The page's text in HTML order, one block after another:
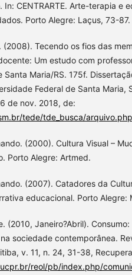
In: CENTRARTE. Arte-terapia e
Porto Alegre: Laçus, 73-87.
(2008). Tecendo os fios das
Um estudo com
Santa Maria/RS. 175f.
Federal de Santa Maria,
de nov. 2018, de:
tede/tde_busca/
(2000). Cultura Visual –
Porto Alegre: Artmed.
(2007). Catadores da
educacional. Porto Alegre:
(2010, Janeiro?Abril).
sociedade contemporânea.
v. 11, n. 24, 31-38,
reol/pb/index.php/